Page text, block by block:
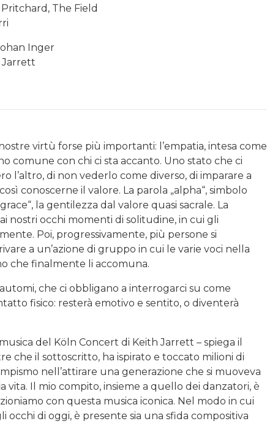
The Field
Inger
Jarrett
virtù forse più importanti: l’empatia, intesa come
comune con chi ci sta accanto. Uno stato che ci
l’altro, di non vederlo come diverso, di imparare a
conoscerne il valore. La parola „alpha“, simbolo
la gentilezza dal valore quasi sacrale. La
nostri occhi momenti di solitudine, in cui gli
Poi, progressivamente, più persone si
a un’azione di gruppo in cui le varie voci nella
che finalmente li accomuna.
che ci obbligano a interrogarci su come
fisico: resterà emotivo e sentito, o diventerà
del Köln Concert di Keith Jarrett – spiega il
che il sottoscritto, ha ispirato e toccato milioni di
nell’attirare una generazione che si muoveva
vita. Il mio compito, insieme a quello dei danzatori, è
con questa musica iconica. Nel modo in cui
occhi di oggi, è presente sia una sfida compositiva